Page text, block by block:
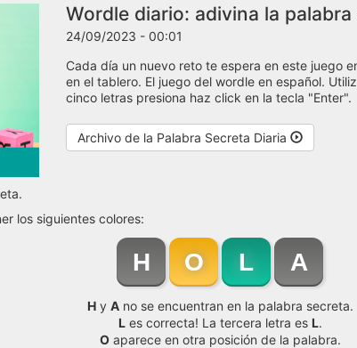
Wordle diario: adivina la
24/09/2023 - 00:01
Cada día un nuevo reto te espera en este juego
en el tablero. El juego del wordle en español.
cinco letras presiona haz click en la tecla "Enter".
Archivo de la Palabra Secreta Diaria
los siguientes colores:
H O L A
Hy Ano se encuentran en la palabra secreta.
Les correcta! La tercera letra es L.
Oaparece en otra posición de la palabra.